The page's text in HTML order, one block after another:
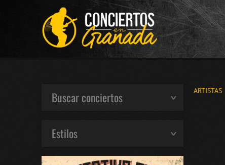
ARTISTAS
Buscar conciertos
Estilos